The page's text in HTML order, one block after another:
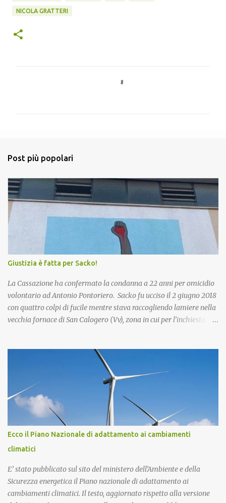
NICOLA GRATTERI
i
Post più popolari
Giustizia è fatta per Sacko!
La Cassazione ha confermato la condanna a 22 anni per omicidio
volontario ad Antonio Pontoriero. Sacko fu ucciso il 2 giugno 2018
con quattro colpi di fucile mentre stava raccogliendo lamiere nella
vecchia fornace di San Calogero (Vv), zona in cui per l’inchiesta
dall’Enel di Brindisi, Priolo Gallo (Sr) e Termini Imerese (Pa).
Pontoriero era già stato riconosciuto colpevole dell'omicidio e
condannato a 22 anni di carcere sia in primo grado che in appello.
Nel 2018, pochi giorni dopo l'omicidio di Sacko, presentai
un'interrogazione parlamentare all'allora ministro dell'interno
Salvini per accertare se nella vicenda vi era il coinvolgimento della
‘ndrangheta, che in quella provincia ha risapute radici e
giustizia è stata fatta! Lo Stato ha il dovere di difendere i più de...
Ecco il Piano Nazionale di adattamento ai cambiamenti
climatici
E’ stato pubblicato sul sito del ministero dell’Ambiente e della
Sicurezza energetica il Piano nazionale di adattamento ai
cambiamenti climatici. Il testo, aggiornato rispetto alla versione